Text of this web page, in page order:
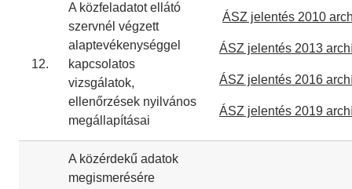
12.
A közfeladatot ellátó
szervnél végzett
alaptevékenységgel
kapcsolatos
vizsgálatok,
ellenőrzések nyilvános
megállapításai
ÁSZ jelentés 2010
ÁSZ jelentés 2013
ÁSZ jelentés 2016
ÁSZ jelentés 2019
A közérdekű adatok
megismerésére